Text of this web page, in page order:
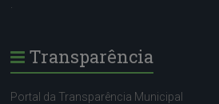
Transparência
Portal da Transparência Municipal